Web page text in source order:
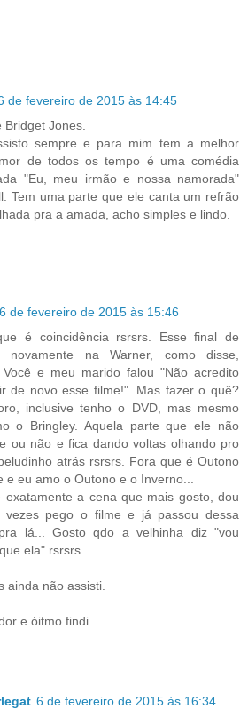
de fevereiro de 2015 às 14:45
Jones.
sempre e para mim tem a melhor
de todos os tempo é uma comédia
"Eu, meu irmão e nossa namorada"
Tem uma parte que ele canta um refrão
pra a amada, acho simples e lindo.
6 de fevereiro de 2015 às 15:46
é coincidência rsrsrs. Esse final de
novamente na Warner, como disse,
Você e meu marido falou "Não acredito
de novo esse filme!". Mas fazer o quê?
inclusive tenho o DVD, mas mesmo
o Bringley. Aquela parte que ele não
ou não e fica dando voltas olhando pro
atrás rsrsrs. Fora que é Outono
e eu amo o Outono e o Inverno...
exatamente a cena que mais gosto, dou
vezes pego o filme e já passou dessa
lá... Gosto qdo a velhinha diz "vou
ela" rsrsrs.
ainda não assisti.
e óitmo findi.
6 de fevereiro de 2015 às 16:34